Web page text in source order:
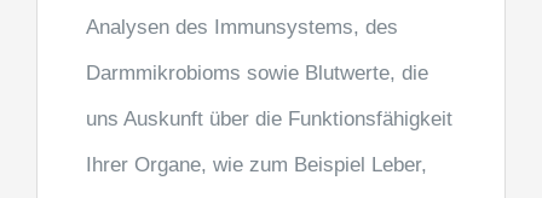
Analysen des Immunsystems, des
Darmmikrobioms sowie Blutwerte, die
uns Auskunft über die Funktionsfähigkeit
Ihrer Organe, wie zum Beispiel Leber,